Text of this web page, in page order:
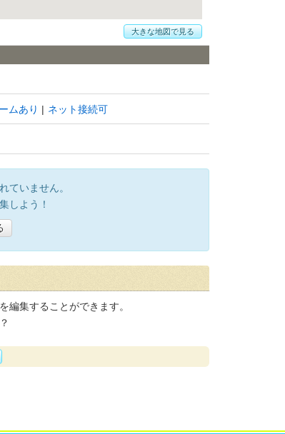
大きな地図で見る
ムあり ネット接続可
ていません。
しよう！
編集することができます。